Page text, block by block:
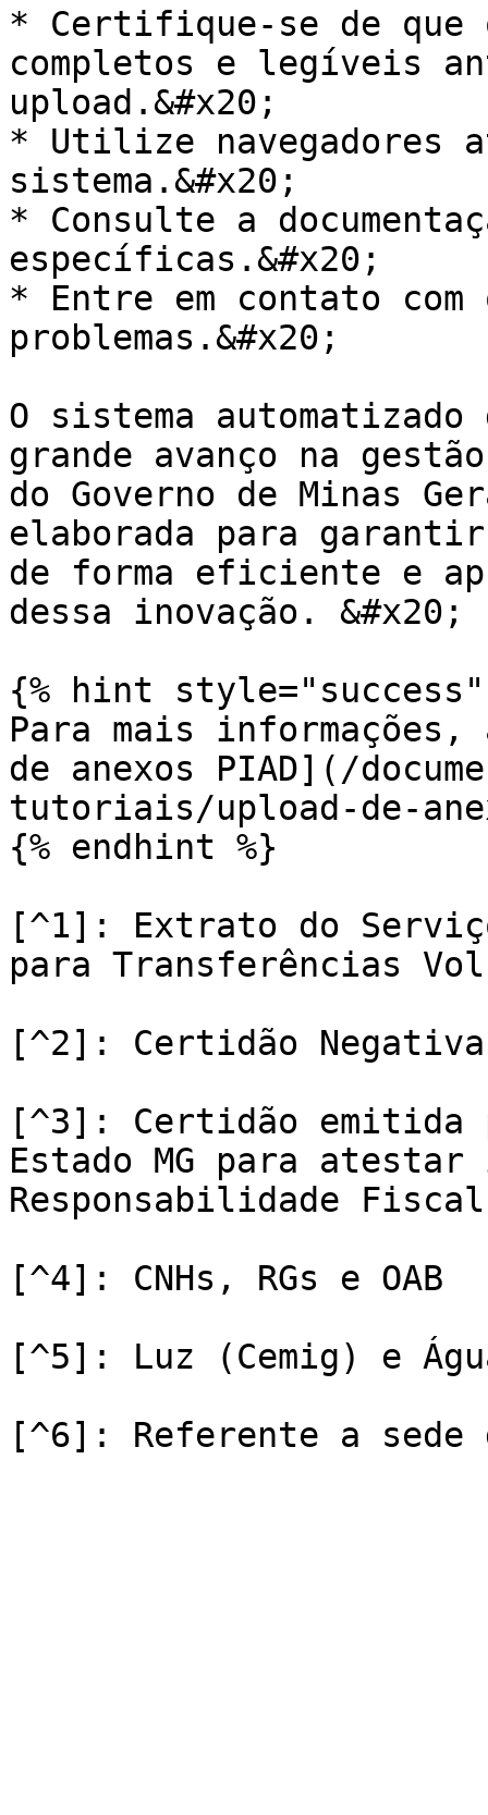
* Certifique-se de que
completos e legíveis
upload.&#x20;
* Utilize navegadores
sistema.&#x20;
* Consulte a
específicas.&#x20;
* Entre em contato
problemas.&#x20;
O sistema automatizado
grande avanço na
do Governo de Minas
elaborada para
de forma eficiente e
dessa inovação. &#x20;
{% hint style="success"
Para mais
de anexos PIAD](/
tutoriais/upload-de-
{% endhint %}
[^1]: Extrato do
para Transferências
[^2]: Certidão
[^3]: Certidão emitida
Estado MG para
Responsabilidade
[^4]: CNHs, RGs e OAB
[^5]: Luz (Cemig) e